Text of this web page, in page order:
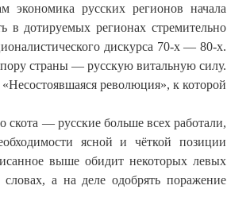
экономика русских регионов начала
в дотируемых регионах стремительно
дискурса 70-х — 80-х.
страны — русскую витальную силу.
революция», к которой
скота — русские больше всех работали,
ясной и чёткой позиции
выше обидит некоторых левых
а на деле одобрять поражение